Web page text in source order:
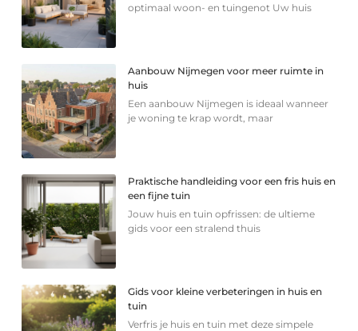
optimaal woon- en tuingenot Uw huis
Aanbouw Nijmegen voor meer ruimte in
huis
Een aanbouw Nijmegen is ideaal wanneer
je woning te krap wordt, maar
Praktische handleiding voor een fris huis en
een fijne tuin
Jouw huis en tuin opfrissen: de ultieme
gids voor een stralend thuis
Gids voor kleine verbeteringen in huis en
tuin
Verfris je huis en tuin met deze simpele